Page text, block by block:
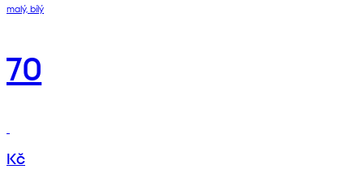
malý, bílý
70
Kč